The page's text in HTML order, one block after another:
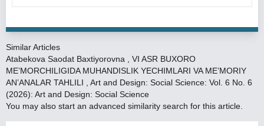
Similar Articles
Atabekova Saodat Baxtiyorovna , VI ASR BUXORO
ME’MORCHILIGIDA MUHANDISLIK YECHIMLARI VA ME’MORIY
AN’ANALAR TAHLILI
Art and Design: Social Science: Vol. 6 No. 6
(2026): Art and Design: Social Science
You may also start an advanced similarity search for this article.